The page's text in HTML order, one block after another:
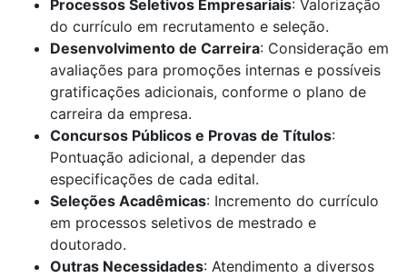
Processos Seletivos Empresariais: Valorização
do currículo em recrutamento e seleção.
Desenvolvimento de Carreira: Consideração em
avaliações para promoções internas e possíveis
gratificações adicionais, conforme o plano de
carreira da empresa.
Concursos Públicos e Provas de Títulos:
Pontuação adicional, a depender das
especificações de cada edital.
Seleções Acadêmicas: Incremento do currículo
em processos seletivos de mestrado e
doutorado.
Outras Necessidades: Atendimento a diversos